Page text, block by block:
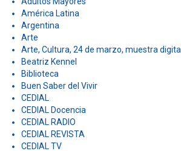
América Latina
Argentina
Arte
Arte, Cultura, 24 de marzo, muestra digital
Beatriz Kennel
Biblioteca
Buen Saber del Vivir
CEDIAL
CEDIAL Docencia
CEDIAL RADIO
CEDIAL REVISTA
CEDIAL TV